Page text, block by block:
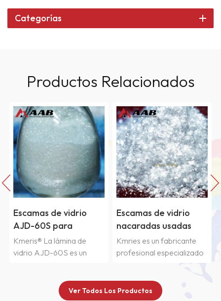
Categorías
Productos Relacionados
Escamas de vidrio
nacaradas usadas
AWY-100S
Kmries es un fabricante
profesional especializado
nacarado. Nuestras
Polvo de sílice fundida
de alto rendimiento -
RG600
El polvo de sílice fundida
es un material en polvo de
dióxido de silicio amorfo
cuarzo natural en cuarzo
Ver Todos Los Productos